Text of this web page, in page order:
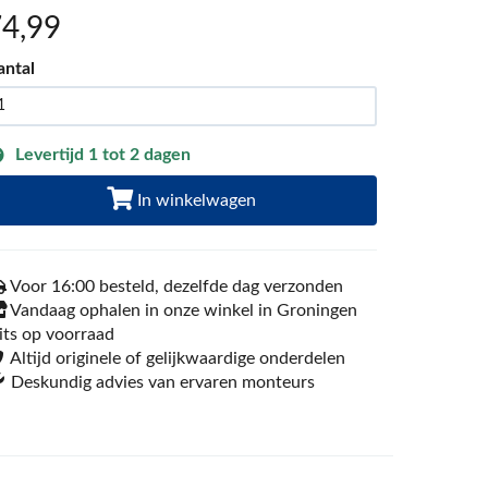
,99
Levertijd 1 tot 2 dagen
In winkelwagen
Voor 16:00 besteld, dezelfde dag verzonden
Vandaag ophalen in onze winkel in Groningen
op voorraad
Altijd originele of gelijkwaardige onderdelen
Deskundig advies van ervaren monteurs